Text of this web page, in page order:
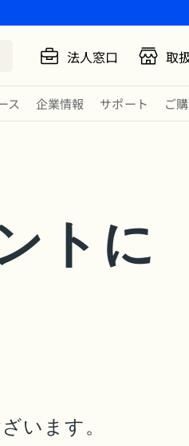
法人窓口 取
ス 企業情報 サポート ご
トに
います。